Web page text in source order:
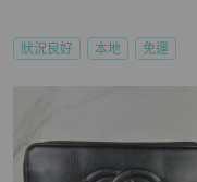
狀況良好 本地 免運